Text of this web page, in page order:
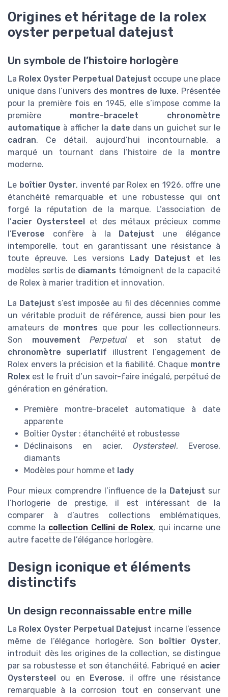
Origines et héritage de la rolex
oyster perpetual datejust
Un symbole de l’histoire horlogère
La Rolex Oyster Perpetual Datejust occupe une place
unique dans l’univers des montres de luxe. Présentée
pour la première fois en 1945, elle s’impose comme la
première montre-bracelet chronomètre
automatique à afficher la date dans un guichet sur le
cadran. Ce détail, aujourd’hui incontournable, a
marqué un tournant dans l’histoire de la montre
moderne.
Le boîtier Oyster, inventé par Rolex en 1926, offre une
étanchéité remarquable et une robustesse qui ont
forgé la réputation de la marque. L’association de
l’acier Oystersteel et des métaux précieux comme
l’Everose confère à la Datejust une élégance
intemporelle, tout en garantissant une résistance à
toute épreuve. Les versions Lady Datejust et les
modèles sertis de diamants témoignent de la capacité
de Rolex à marier tradition et innovation.
La Datejust s’est imposée au fil des décennies comme
un véritable produit de référence, aussi bien pour les
amateurs de montres que pour les collectionneurs.
Son mouvement Perpetual et son statut de
chronomètre superlatif illustrent l’engagement de
Rolex envers la précision et la fiabilité. Chaque montre
Rolex est le fruit d’un savoir-faire inégalé, perpétué de
génération en génération.
Première montre-bracelet automatique à date
apparente
Boîtier Oyster : étanchéité et robustesse
Déclinaisons en acier, Oystersteel, Everose,
diamants
Modèles pour homme et lady
Pour mieux comprendre l’influence de la Datejust sur
l’horlogerie de prestige, il est intéressant de la
comparer à d’autres collections emblématiques,
comme la collection Cellini de Rolex, qui incarne une
autre facette de l’élégance horlogère.
Design iconique et éléments
distinctifs
Un design reconnaissable entre mille
La Rolex Oyster Perpetual Datejust incarne l’essence
même de l’élégance horlogère. Son
boîtier Oyster,
introduit dès les origines de la collection, se distingue
par sa robustesse et son étanchéité. Fabriqué en acier
Oystersteel
ou en Everose, il offre une résistance
remarquable à la corrosion tout en conservant une